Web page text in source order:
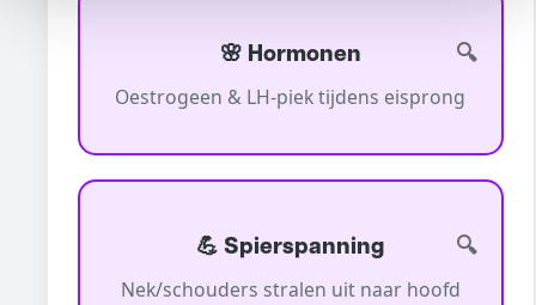
🌸 Hormonen
Oestrogeen & LH-piek tijdens eisprong
💪 Spierspanning
Nek/schouders stralen uit naar hoofd